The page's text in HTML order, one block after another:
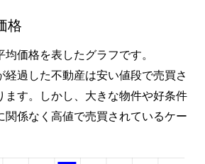
格
価格を表したグラフです。
過した不動産は安い値段で売買さ
ます。しかし、大きな物件や好条件
関係なく高値で売買されているケー